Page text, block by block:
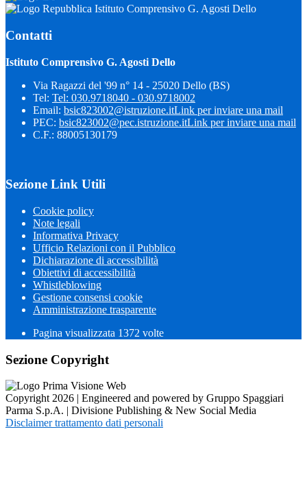
Istituto Comprensivo G. Agosti Dello
Contatti
Istituto Comprensivo G. Agosti Dello
Via Ragazzi del '99 n° 14 - 25020 Dello (BS)
Tel: Tel: 030.9718040 - 030.9718002
Email: bsic823002@istruzione.itLink per inviare una mail
PEC: bsic823002@pec.istruzione.itLink per inviare una mail
C.F.: 88005130179
Sezione Link Utili
Cookie policy
Note legali
Informativa Privacy
Ufficio Relazioni con il Pubblico
Dichiarazione di accessibilità
Obiettivi di accessibilità
Whistleblowing
Gestione consensi cookie
Amministrazione trasparente
Pagina visualizzata 1372 volte
Sezione Copyright
Copyright 2026 | Engineered and powered by Gruppo Spaggiari
Parma S.p.A. | Divisione Publishing & New Social Media
Disclaimer trattamento dati personali